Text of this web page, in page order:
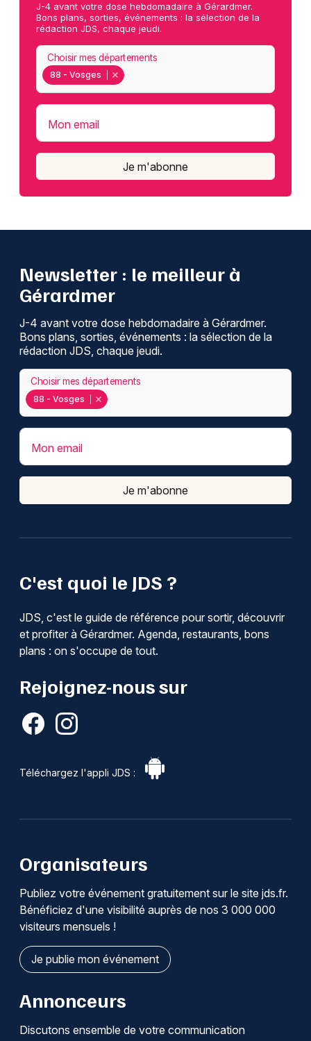
J-4 avant votre dose hebdomadaire à Gérardmer.
Bons plans, sorties, événements : la sélection de la
rédaction JDS, chaque jeudi.
88 - Vosges
Choisir mes départements
Mon email
Je m'abonne
C'est quoi le JDS ?
JDS, c'est le guide de référence pour sortir, découvrir
et profiter à Gérardmer. Agenda, restaurants, bons
plans : on s'occupe de tout.
Rejoignez-nous sur
Téléchargez l'appli JDS :
Newsletter : le meilleur à
Gérardmer
J-4 avant votre dose hebdomadaire à Gérardmer.
Bons plans, sorties, événements : la sélection de la
rédaction JDS, chaque jeudi.
88 - Vosges
Choisir mes départements
Mon email
Je m'abonne
Organisateurs
Publiez votre événement gratuitement sur le site jds.fr.
Bénéficiez d'une visibilité auprès de nos 3 000 000
visiteurs mensuels !
Je publie mon événement
Annonceurs
Discutons ensemble de votre communication